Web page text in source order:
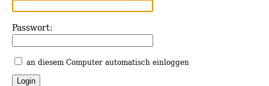
Passwort:
an diesem Computer automatisch einloggen